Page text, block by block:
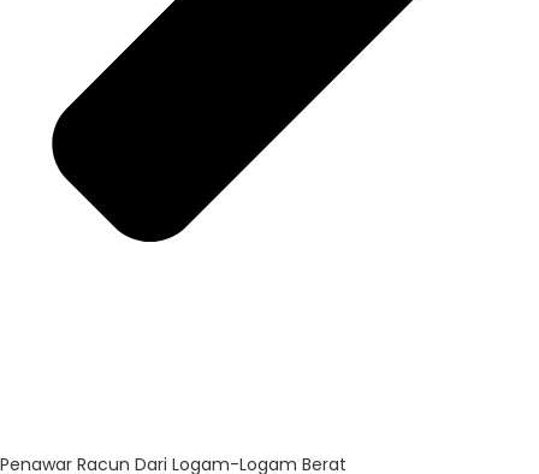
Penawar Racun Dari Logam-Logam Berat